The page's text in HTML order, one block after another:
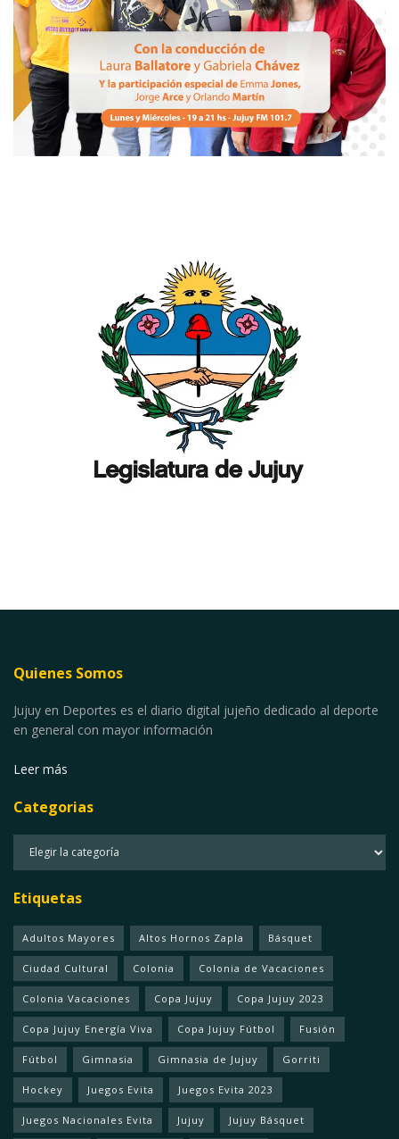
Quienes Somos
Jujuy en Deportes es el diario digital jujeño dedicado al deporte
en general con mayor información
Leer más
Categorias
Categorias
Etiquetas
Adultos Mayores Altos Hornos Zapla Básquet
Ciudad Cultural Colonia Colonia de Vacaciones
Colonia Vacaciones Copa Jujuy Copa Jujuy 2023
Copa Jujuy Energía Viva Copa Jujuy Fútbol Fusión
Fútbol Gimnasia Gimnasia de Jujuy Gorriti
Hockey Juegos Evita Juegos Evita 2023
Juegos Nacionales Evita Jujuy Jujuy Básquet